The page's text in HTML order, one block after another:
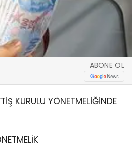
ABONE OL
KURULU YÖNETMELİĞİNDE